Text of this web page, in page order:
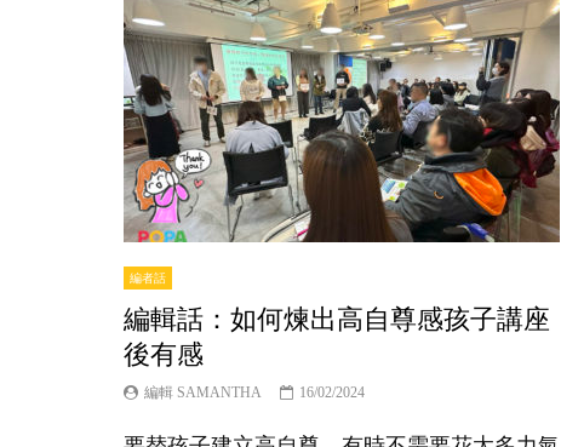
編者話
編輯話：如何煉出高自尊感孩子講座
後有感
編輯 SAMANTHA 16/02/2024